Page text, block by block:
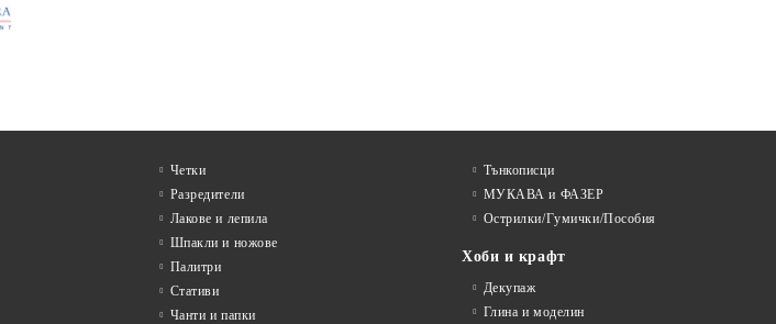
Четки
Разредители
Лакове и лепила
Шпакли и ножове
Палитри
Стативи
Чанти и папки
Тънкописци
МУКАВА и ФАЗЕР
Острилки/Гумички/Пособия
Хоби и крафт
Декупаж
Глина и моделин